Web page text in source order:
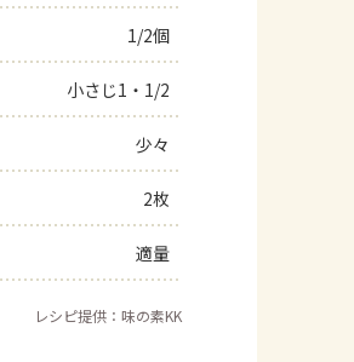
よくあるお問い合わせ
お買い物
1/2個
小さじ1・1/2
少々
2枚
適量
レシピ提供：味の素KK